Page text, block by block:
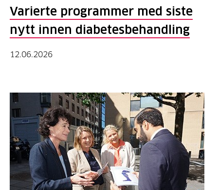
Varierte programmer med siste
nytt innen diabetesbehandling
12.06.2026